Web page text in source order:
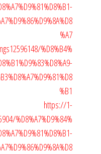
%A7
%D8%B4%
%B1
https://1-
%D8%A7%D9%84%